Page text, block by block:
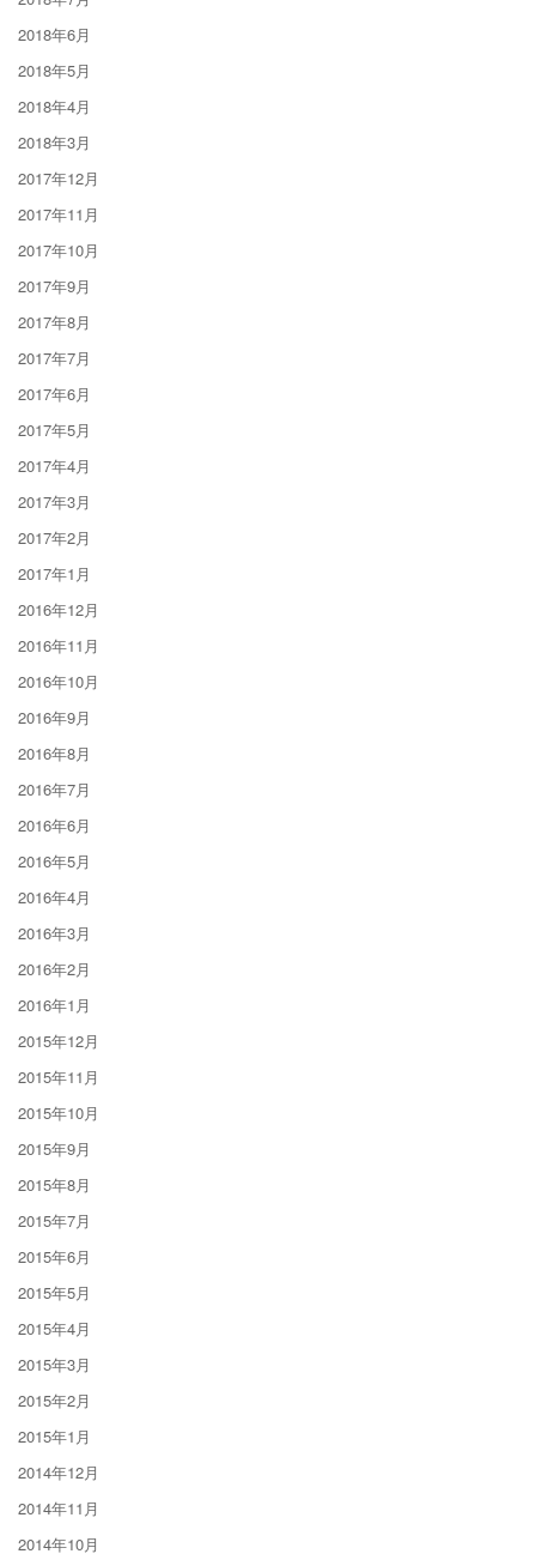
2018年6月
2018年5月
2018年4月
2018年3月
2017年12月
2017年11月
2017年10月
2017年9月
2017年8月
2017年7月
2017年6月
2017年5月
2017年4月
2017年3月
2017年2月
2017年1月
2016年12月
2016年11月
2016年10月
2016年9月
2016年8月
2016年7月
2016年6月
2016年5月
2016年4月
2016年3月
2016年2月
2016年1月
2015年12月
2015年11月
2015年10月
2015年9月
2015年8月
2015年7月
2015年6月
2015年5月
2015年4月
2015年3月
2015年2月
2015年1月
2014年12月
2014年11月
2014年10月